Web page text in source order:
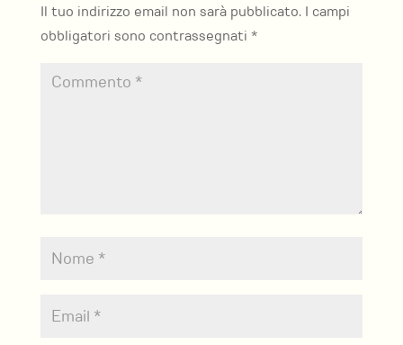
Il tuo indirizzo email non sarà pubblicato. I campi
obbligatori sono contrassegnati *